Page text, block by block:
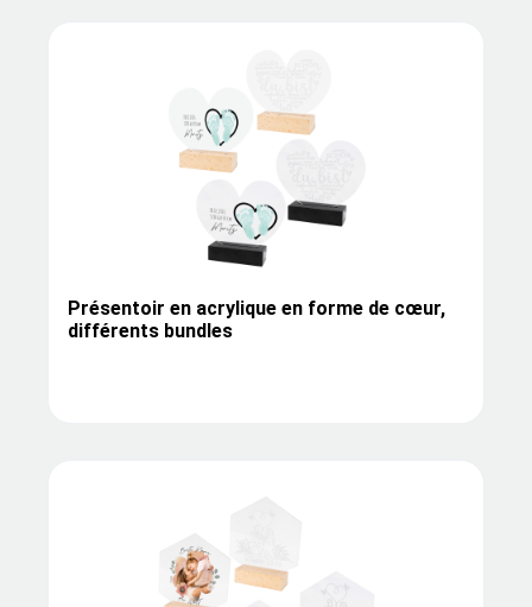
Présentoir en acrylique en forme de cœur,
différents bundles